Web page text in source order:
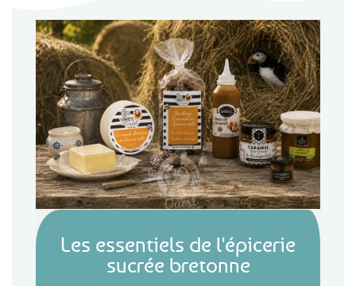
Les essentiels de l'épicerie
sucrée bretonne